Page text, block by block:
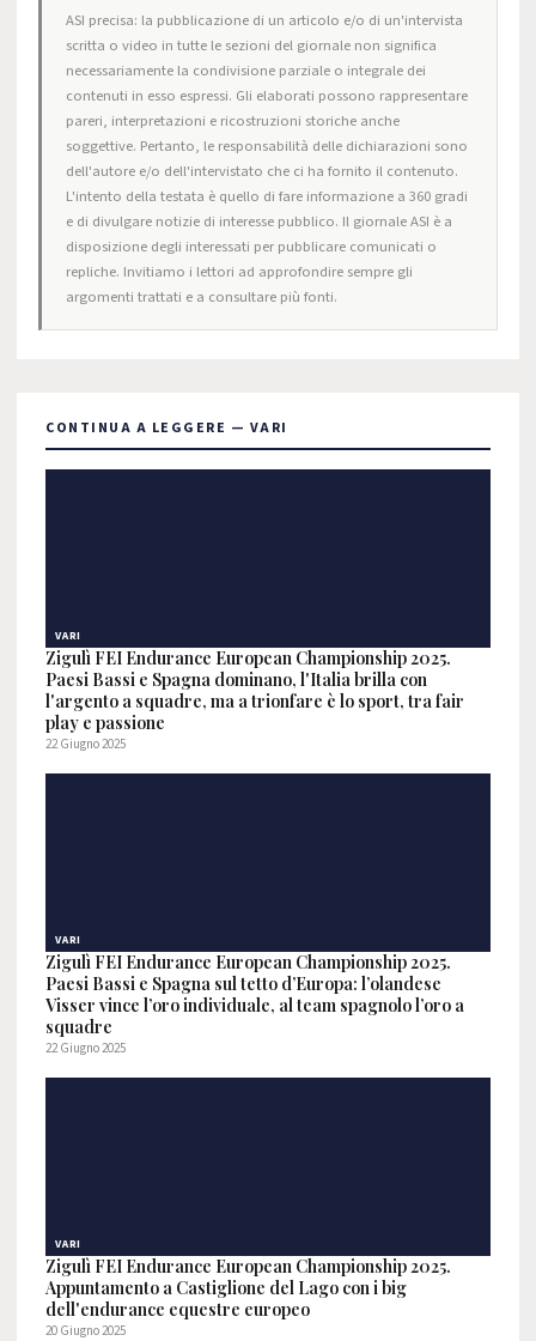
ASI precisa: la pubblicazione di un articolo e/o di un'intervista
scritta o video in tutte le sezioni del giornale non significa
necessariamente la condivisione parziale o integrale dei
contenuti in esso espressi. Gli elaborati possono rappresentare
pareri, interpretazioni e ricostruzioni storiche anche
soggettive. Pertanto, le responsabilità delle dichiarazioni sono
dell'autore e/o dell'intervistato che ci ha fornito il contenuto.
L'intento della testata è quello di fare informazione a 360 gradi
e di divulgare notizie di interesse pubblico. Il giornale ASI è a
disposizione degli interessati per pubblicare comunicati o
repliche. Invitiamo i lettori ad approfondire sempre gli
argomenti trattati e a consultare più fonti.
CONTINUA A LEGGERE — VARI
VARI
Zigulì FEI Endurance European Championship 2025.
Paesi Bassi e Spagna dominano, l'Italia brilla con
l'argento a squadre, ma a trionfare è lo sport, tra fair
play e passione
22 Giugno 2025
VARI
Zigulì FEI Endurance European Championship 2025.
Paesi Bassi e Spagna sul tetto d’Europa: l’olandese
Visser vince l’oro individuale, al team spagnolo l’oro a
squadre
22 Giugno 2025
VARI
Zigulì FEI Endurance European Championship 2025.
Appuntamento a Castiglione del Lago con i big
dell'endurance equestre europeo
20 Giugno 2025